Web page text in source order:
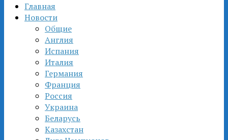
Главная
Новости
Общие
Англия
Испания
Италия
Германия
Франция
Россия
Украина
Беларусь
Казахстан